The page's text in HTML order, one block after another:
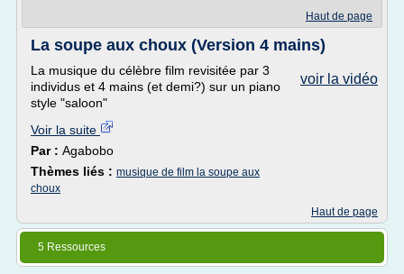
Haut de page
La soupe aux choux (Version 4 mains)
voir la vidéo
La musique du célèbre film revisitée par 3
individus et 4 mains (et demi?) sur un piano
style "saloon"
Voir la suite
Par : Agabobo
Thèmes liés : musique de film la soupe aux
choux
Haut de page
5 Ressources